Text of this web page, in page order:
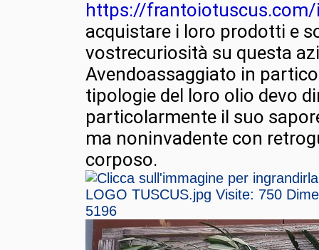
https://
acquistare i loro prodotti e
vostrecuriosità su questa
Avendoassaggiato in
tipologie del loro olio devo
particolarmente il suo
ma noninvadente con
corposo.